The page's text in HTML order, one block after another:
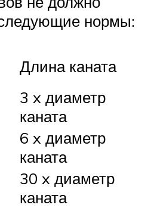
нормы:
Длина каната
3 x диаметр
каната
6 x диаметр
каната
30 x диаметр
каната